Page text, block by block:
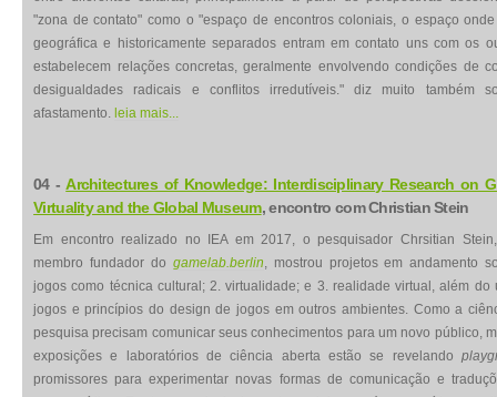
"zona de contato" como o "espaço de encontros coloniais, o espaço
geográfica e historicamente separados entram em contato uns com os
estabelecem relações concretas, geralmente envolvendo condições de
desigualdades radicais e conflitos irredutíveis." diz muito também
afastamento.leia mais...
04 -Architectures of Knowledge: Interdisciplinary Research on
Virtuality and the Global Museum, encontro com Christian Stein
Em encontro realizado no IEA em 2017, o pesquisador Chrsitian
membro fundador do gamelab.berlin , mostrou projetos em andamento
jogos como técnica cultural; 2. virtualidade; e 3. realidade virtual, além do
jogos e princípios do design de jogos em outros ambientes. Como a
pesquisa precisam comunicar seus conhecimentos para um novo público,
exposições e laboratórios de ciência aberta estão se revelando
promissores para experimentar novas formas de comunicação e